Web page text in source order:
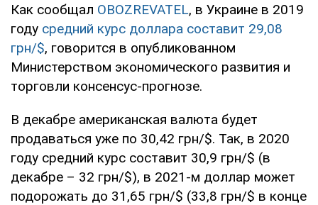
Как сообщал OBOZREVATEL, в Украине в 2019
году средний курс доллара составит 29,08
грн/$, говорится в опубликованном
Министерством экономического развития и
торговли консенсус-прогнозе.
В декабре американская валюта будет
продаваться уже по 30,42 грн/$. Так, в 2020
году средний курс составит 30,9 грн/$ (в
декабре – 32 грн/$), в 2021-м доллар может
подорожать до 31,65 грн/$ (33,8 грн/$ в конце